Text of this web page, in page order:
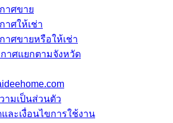
าศขาย
าศให้เช่า
าศขายหรือให้เช่า
าศแยกตามจังหวัด
ามเป็นส่วนตัว
ละเงื่อนไขการใช้งาน